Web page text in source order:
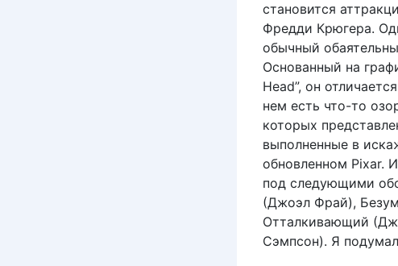
становится
Фредди Крюгера.
обычный
Основанный на
Head”, он
нем есть что-то
которых
выполненные в
обновленном Pixar.
под следующими
(Джоэл Фрай),
Отталкивающий
Сэмпсон). Я